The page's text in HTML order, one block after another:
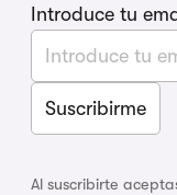
Introduce tu
Al suscribirte